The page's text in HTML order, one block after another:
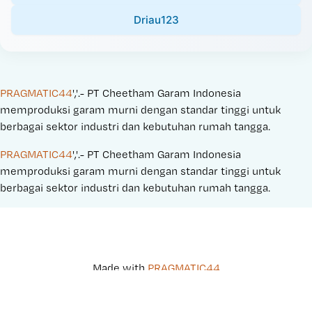
Driau123
PRAGMATIC44','.- PT Cheetham Garam Indonesia
memproduksi garam murni dengan standar tinggi untuk
berbagai sektor industri dan kebutuhan rumah tangga.
PRAGMATIC44','.- PT Cheetham Garam Indonesia
memproduksi garam murni dengan standar tinggi untuk
berbagai sektor industri dan kebutuhan rumah tangga.
Made with PRAGMATIC44